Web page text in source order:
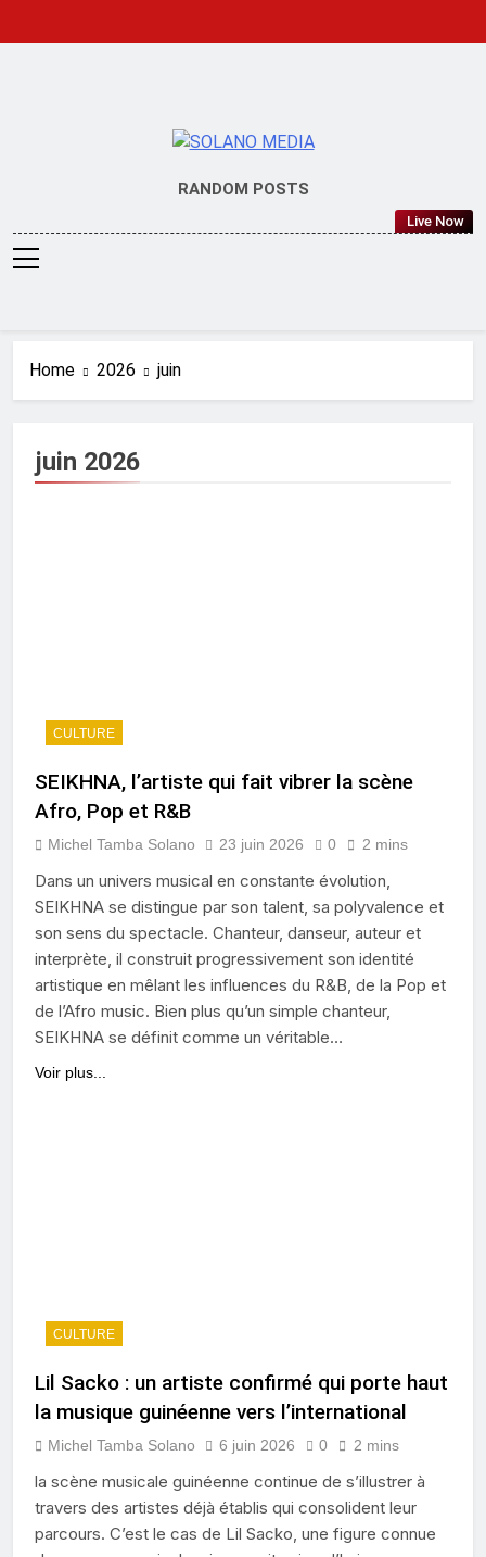
SOLANO
MEDIA
RANDOM POSTS
Live Now
Home 2026 juin
juin 2026
CULTURE
SEIKHNA, l’artiste qui fait vibrer la scène
Afro, Pop et R&B
Michel Tamba Solano 23 juin 2026 0 2 mins
Dans un univers musical en constante évolution,
SEIKHNA se distingue par son talent, sa polyvalence et
son sens du spectacle. Chanteur, danseur, auteur et
interprète, il construit progressivement son identité
artistique en mêlant les influences du R&B, de la Pop et
de l’Afro music. Bien plus qu’un simple chanteur,
SEIKHNA se définit comme un véritable…
Voir plus...
CULTURE
Lil Sacko : un artiste confirmé qui porte haut
la musique guinéenne vers l’international
Michel Tamba Solano 6 juin 2026 0 2 mins
la scène musicale guinéenne continue de s’illustrer à
travers des artistes déjà établis qui consolident leur
parcours. C’est le cas de Lil Sacko, une figure connue